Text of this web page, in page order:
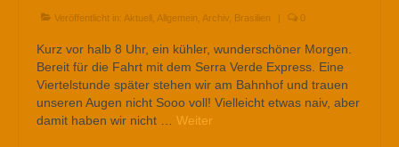
Veröffentlicht in: Aktuell Allgemein Archiv Brasilien | 0
Kurz vor halb 8 Uhr, ein kühler, wunderschöner Morgen.
Bereit für die Fahrt mit dem Serra Verde Express. Eine
Viertelstunde später stehen wir am Bahnhof und trauen
unseren Augen nicht Sooo voll! Vielleicht etwas naiv, aber
damit haben wir nicht … Weiter